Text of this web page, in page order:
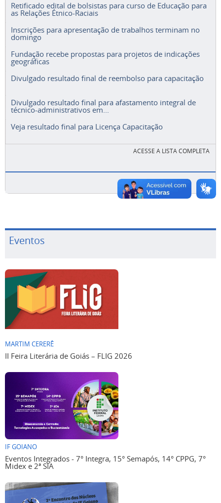
Retificado edital de bolsistas para curso de Educação para
as Relações Étnico-Raciais
Inscrições para apresentação de trabalhos terminam no
domingo
Fundação recebe propostas para projetos de indicações
geográficas
Divulgado resultado final de reembolso para capacitação
Divulgado resultado final para afastamento integral de
técnico-administrativos em...
Veja resultado final para Licença Capacitação
ACESSE A LISTA COMPLETA
Eventos
MARTIM CERERÊ
II Feira Literária de Goiás – FLIG 2026
IF GOIANO
Eventos Integrados - 7° Integra, 15° Semapós, 14° CPPG, 7°
Midex e 2ª SIA